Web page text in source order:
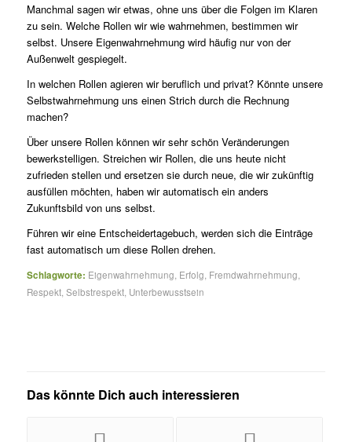
Manchmal sagen wir etwas, ohne uns über die Folgen im Klaren
zu sein. Welche Rollen wir wie wahrnehmen, bestimmen wir
selbst. Unsere Eigenwahrnehmung wird häufig nur von der
Außenwelt gespiegelt.
In welchen Rollen agieren wir beruflich und privat? Könnte unsere
Selbstwahrnehmung uns einen Strich durch die Rechnung
machen?
Über unsere Rollen können wir sehr schön Veränderungen
bewerkstelligen. Streichen wir Rollen, die uns heute nicht
zufrieden stellen und ersetzen sie durch neue, die wir zukünftig
ausfüllen möchten, haben wir automatisch ein anders
Zukunftsbild von uns selbst.
Führen wir eine Entscheidertagebuch, werden sich die Einträge
fast automatisch um diese Rollen drehen.
Schlagworte: Eigenwahrnehmung Erfolg Fremdwahrnehmung
Respekt, Selbstrespekt, Unterbewusstsein
Das könnte Dich auch interessieren